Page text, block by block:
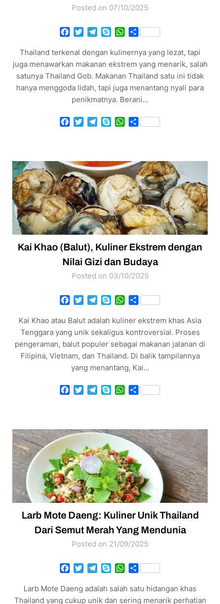
Posted on 07/10/2025
Facebook
TwitterTelegram
SkypeWhatsApp
Share
Thailand terkenal dengan kulinernya yang lezat, tapi
juga menawarkan makanan ekstrem yang menarik, salah
satunya Thailand Gob. Makanan Thailand satu ini tidak
hanya menggoda lidah, tapi juga menantang nyali para
penikmatnya. Berani…
Facebook
TwitterTelegram
SkypeWhatsApp
Share
Kai Khao (Balut), Kuliner Ekstrem dengan
Nilai Gizi dan Budaya
Posted on 03/10/2025
Facebook
TwitterTelegram
SkypeWhatsApp
Share
Kai Khao atau Balut adalah kuliner ekstrem khas Asia
Tenggara yang unik sekaligus kontroversial. Proses
pengeraman, balut populer sebagai makanan jalanan di
Filipina, Vietnam, dan Thailand. Di balik tampilannya
yang menantang, Kai…
Facebook
TwitterTelegram
SkypeWhatsApp
Share
Larb Mote Daeng: Kuliner Unik Thailand
Dari Semut Merah Yang Mendunia
Posted on 21/09/2025
Facebook
TwitterTelegram
SkypeWhatsApp
Share
Larb Mote Daeng adalah salah satu hidangan khas
Thailand yang cukup unik dan sering menarik perhatian